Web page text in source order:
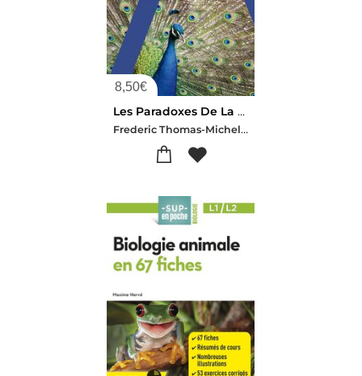
8,50€
Les Paradoxes De La Nature
Frederic Thomas-Michel Raymond